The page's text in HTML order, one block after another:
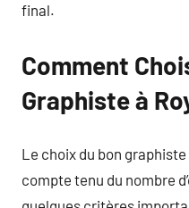
final.
Comment
Graphiste à
Le choix du bon
compte tenu du nombre